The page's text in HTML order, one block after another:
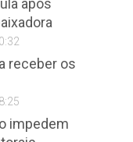
após
receber os
impedem